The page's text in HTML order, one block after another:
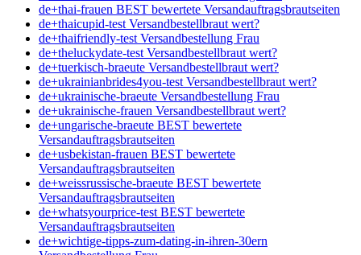
de+thai-frauen BEST bewertete Versandauftragsbrautseiten
de+thaicupid-test Versandbestellbraut wert?
de+thaifriendly-test Versandbestellung Frau
de+theluckydate-test Versandbestellbraut wert?
de+tuerkisch-braeute Versandbestellbraut wert?
de+ukrainianbrides4you-test Versandbestellbraut wert?
de+ukrainische-braeute Versandbestellung Frau
de+ukrainische-frauen Versandbestellbraut wert?
de+ungarische-braeute BEST bewertete
Versandauftragsbrautseiten
de+usbekistan-frauen BEST bewertete
Versandauftragsbrautseiten
de+weissrussische-braeute BEST bewertete
Versandauftragsbrautseiten
de+whatsyourprice-test BEST bewertete
Versandauftragsbrautseiten
de+wichtige-tipps-zum-dating-in-ihren-30ern